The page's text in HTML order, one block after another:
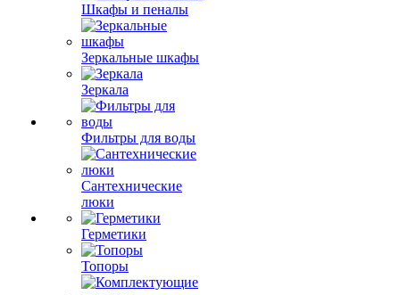
Шкафы и пеналы
Зеркальные шкафы
Зеркала
Фильтры для воды
Сантехнические
люки
Герметики
Топоры